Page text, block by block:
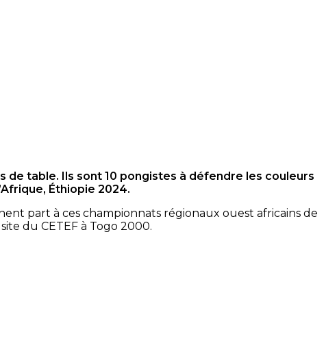
de table. Ils sont 10 pongistes à défendre les couleurs
Éthiopie 2024.
part à ces championnats régionaux ouest africains de
du CETEF à Togo 2000.